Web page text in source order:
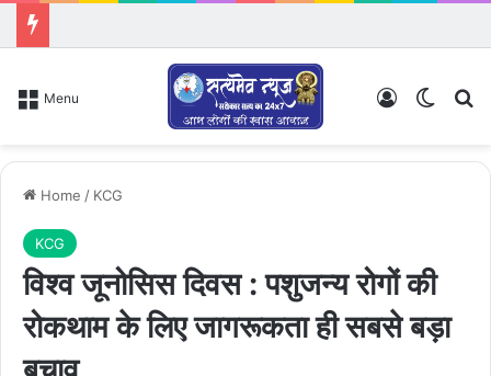
Menu Log In
Home / KCG
KCG
विश्व जूनोसिस दिवस : पशुजन्य रोगों की
रोकथाम के लिए जागरूकता ही सबसे बड़ा